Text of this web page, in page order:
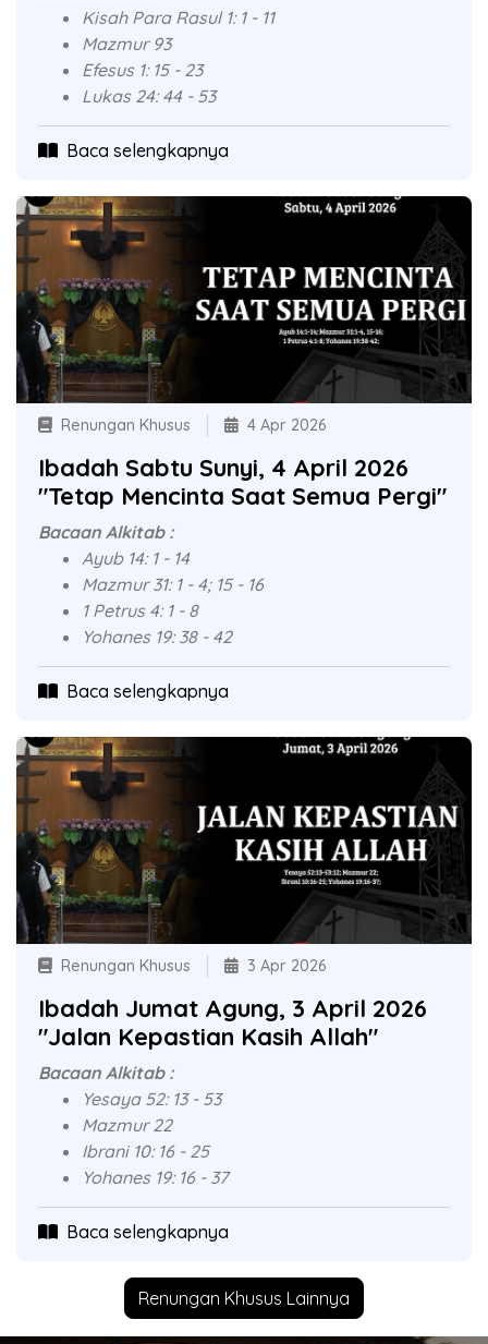
Kisah Para Rasul 1: 1 - 11
Mazmur 93
Efesus 1: 15 - 23
Lukas 24: 44 - 53
Baca selengkapnya
Renungan Khusus 4 Apr 2026
Ibadah Sabtu Sunyi, 4 April 2026
"Tetap Mencinta Saat Semua Pergi"
Bacaan Alkitab :
Ayub 14: 1 - 14
Mazmur 31: 1 - 4; 15 - 16
1 Petrus 4: 1 - 8
Yohanes 19: 38 - 42
Baca selengkapnya
Renungan Khusus 3 Apr 2026
Ibadah Jumat Agung, 3 April 2026
"Jalan Kepastian Kasih Allah"
Bacaan Alkitab :
Yesaya 52: 13 - 53
Mazmur 22
Ibrani 10: 16 - 25
Yohanes 19: 16 - 37
Baca selengkapnya
Renungan Khusus Lainnya